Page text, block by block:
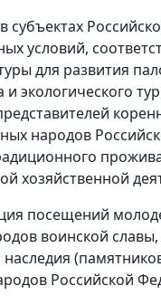
субъектах
условий,
для развития
и экологического
народов
хозяйственной
посещений
воинской
наследия
Российской